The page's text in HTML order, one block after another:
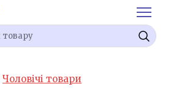
Чоловічі товари